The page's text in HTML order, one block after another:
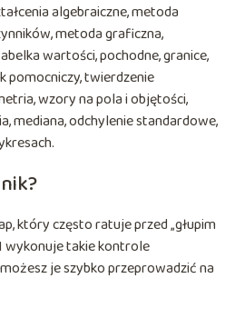
algebraiczne, metoda
metoda graficzna,
wartości, pochodne, granice,
pomocniczy, twierdzenie
wzory na pola i objętości,
mediana, odchylenie standardowe,
który często ratuje przed „głupim
wykonuje takie kontrole
je szybko przeprowadzić na